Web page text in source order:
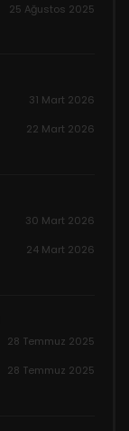
25 Ağustos 2025
31 Mart 2026
22 Mart 2026
30 Mart 2026
24 Mart 2026
28 Temmuz 2025
28 Temmuz 2025